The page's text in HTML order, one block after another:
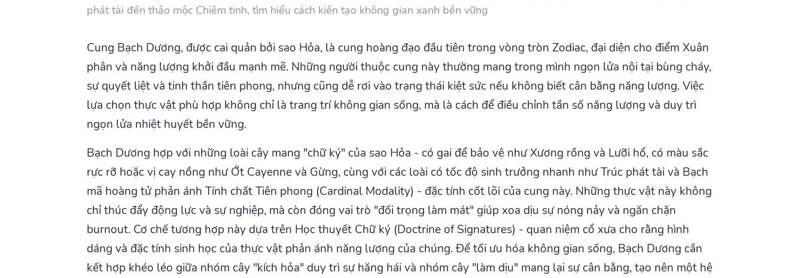
phát tài đến thảo mộc Chiêm tinh, tìm hiểu cách kiến tạo không gian xanh bền vững
Cung Bạch Dương, được cai quản bởi sao Hỏa, là cung hoàng đạo đầu tiên trong vòng tròn Zodiac, đại diện cho điểm Xuân
phân và năng lượng khởi đầu mạnh mẽ. Những người thuộc cung này thường mang trong mình ngọn lửa nội tại bùng cháy,
sự quyết liệt và tinh thần tiên phong, nhưng cũng dễ rơi vào trạng thái kiệt sức nếu không biết cân bằng năng lượng. Việc
lựa chọn thực vật phù hợp không chỉ là trang trí không gian sống, mà là cách để điều chỉnh tần số năng lượng và duy trì
ngọn lửa nhiệt huyết bền vững.
Bạch Dương hợp với những loài cây mang "chữ ký" của sao Hỏa - có gai để bảo vệ như Xương rồng và Lưỡi hổ, có màu sắc
rực rỡ hoặc vị cay nồng như Ớt Cayenne và Gừng, cùng với các loài có tốc độ sinh trưởng nhanh như Trúc phát tài và Bạch
mã hoàng tử phản ánh Tính chất Tiên phong (Cardinal Modality) - đặc tính cốt lõi của cung này. Những thực vật này không
chỉ thúc đẩy động lực và sự nghiệp, mà còn đóng vai trò "đối trọng làm mát" giúp xoa dịu sự nóng nảy và ngăn chặn
burnout. Cơ chế tương hợp này dựa trên Học thuyết Chữ ký (Doctrine of Signatures) - quan niệm cổ xưa cho rằng hình
dáng và đặc tính sinh học của thực vật phản ánh năng lượng của chúng. Để tối ưu hóa không gian sống, Bạch Dương cần
kết hợp khéo léo giữa nhóm cây "kích hỏa" duy trì sự hăng hái và nhóm cây "làm dịu" mang lại sự cân bằng, tạo nên một hệ